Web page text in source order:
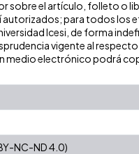
el artículo, folleto o
para todos los
Icesi, de forma
vigente al
medio electrónico podrá
NC-ND 4.0)